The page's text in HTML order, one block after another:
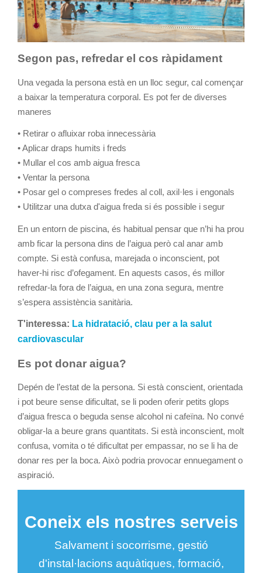
Segon pas, refredar el cos ràpidament
Una vegada la persona està en un lloc segur, cal començar
a baixar la temperatura corporal. Es pot fer de diverses
maneres
• Retirar o afluixar roba innecessària
• Aplicar draps humits i freds
• Mullar el cos amb aigua fresca
• Ventar la persona
• Posar gel o compreses fredes al coll, axil·les i engonals
• Utilitzar una dutxa d'aigua freda si és possible i segur
En un entorn de piscina, és habitual pensar que n’hi ha prou
amb ficar la persona dins de l’aigua però cal anar amb
compte. Si està confusa, marejada o inconscient, pot
haver-hi risc d’ofegament. En aquests casos, és millor
refredar-la fora de l’aigua, en una zona segura, mentre
s’espera assistència sanitària.
T'interessa: La hidratació, clau per a la salut
cardiovascular
Es pot donar aigua?
Depén de l’estat de la persona. Si està conscient, orientada
i pot beure sense dificultat, se li poden oferir petits glops
d’aigua fresca o beguda sense alcohol ni cafeïna. No convé
obligar-la a beure grans quantitats. Si està inconscient, molt
confusa, vomita o té dificultat per empassar, no se li ha de
donar res per la boca. Això podria provocar ennuegament o
aspiració.
Coneix els nostres serveis
Salvament i socorrisme, gestió
d'instal·lacions aquàtiques, formació,